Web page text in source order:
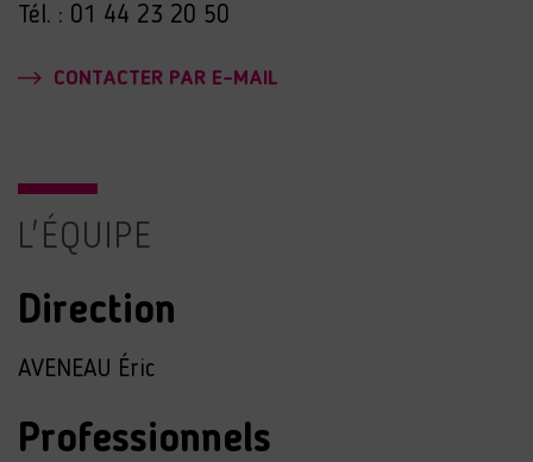
Tél. : 01 44 23 20 50
CONTACTER PAR E-MAIL
L'ÉQUIPE
Direction
AVENEAU Éric
Professionnels